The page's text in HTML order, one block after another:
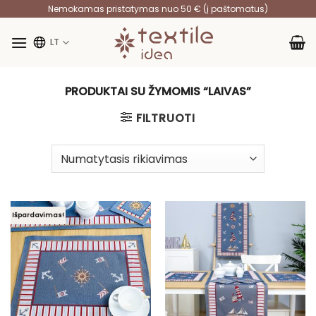
content
Nemokamas pristatymas nuo 50 € (į paštomatus)
LT
PRODUKTAI SU ŽYMOMIS “LAIVAS”
FILTRUOTI
Išpardavimas!